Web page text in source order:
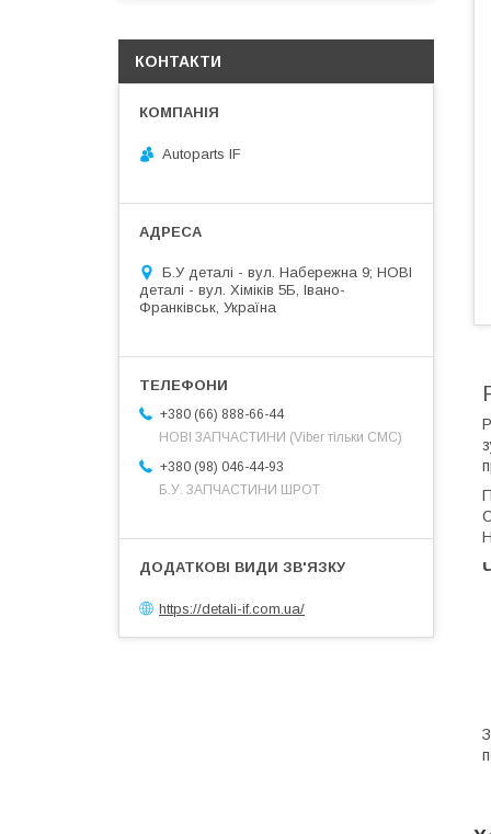
КОНТАКТИ
Autoparts IF
Б.У деталі - вул. Набережна 9; НОВІ
деталі - вул. Хіміків 5Б, Івано-
Франківськ, Україна
+380 (66) 888-66-44
НОВІ ЗАПЧАСТИНИ (Viber тільки СМС)
+380 (98) 046-44-93
Б.У. ЗАПЧАСТИНИ ШРОТ
https://detali-if.com.ua/